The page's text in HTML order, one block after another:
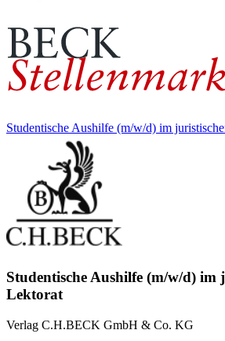
Studentische Aushilfe (m/w/d) im
Studentische Aushilfe (m/w/d) im
Lektorat
Verlag C.H.BECK GmbH & Co. KG